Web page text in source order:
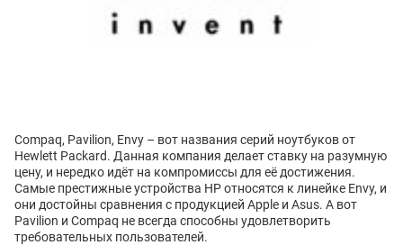
Compaq, Pavilion, Envy – вот названия серий ноутбуков от
Hewlett Packard. Данная компания делает ставку на разумную
цену, и нередко идёт на компромиссы для её достижения.
Самые престижные устройства HP относятся к линейке Envy, и
они достойны сравнения с продукцией Apple и Asus. А вот
Pavilion и Compaq не всегда способны удовлетворить
требовательных пользователей.